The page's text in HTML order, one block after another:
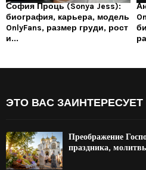
София Проць (Sonya Jess):
биография, карьера, модель
OnlyFans, размер груди, рост
и...
ЭТО ВАС ЗАИНТЕРЕСУЕТ
Преображение
праздника,